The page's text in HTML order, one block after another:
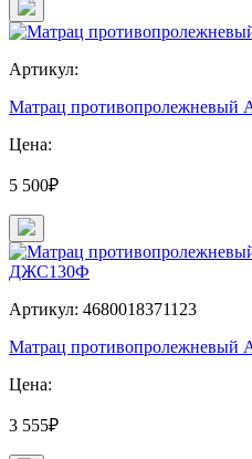
Артикул:
Матрац противопролежневый
Цена:
5 500₽
Артикул: 4680018371123
Матрац
Цена:
3 555₽